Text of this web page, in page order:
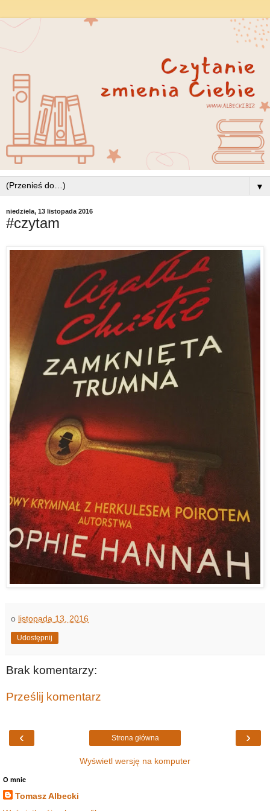
▼
niedziela, 13 listopada 2016
#czytam
o listopada 13, 2016
Udostępnij
Brak komentarzy:
Prześlij komentarz
‹ ›
Strona główna
Wyświetl wersję na komputer
O mnie
Tomasz Albecki